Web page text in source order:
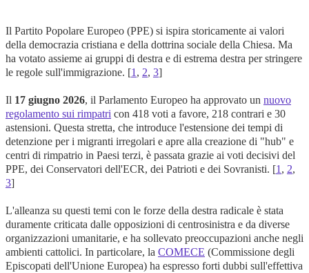
Il Partito Popolare Europeo (PPE) si ispira storicamente ai valori
della democrazia cristiana e della dottrina sociale della Chiesa. Ma
ha votato assieme ai gruppi di destra e di estrema destra per stringere
le regole sull'immigrazione. [1 , 2, 3]
Il 17 giugno 2026, il Parlamento Europeo ha approvato un nuovo
regolamento sui rimpatri con 418 voti a favore, 218 contrari e 30
astensioni. Questa stretta, che introduce l'estensione dei tempi di
detenzione per i migranti irregolari e apre alla creazione di "hub" e
centri di rimpatrio in Paesi terzi, è passata grazie ai voti decisivi del
PPE, dei Conservatori dell'ECR, dei Patrioti e dei Sovranisti. [1 , 2,
3]
L'alleanza su questi temi con le forze della destra radicale è stata
duramente criticata dalle opposizioni di centrosinistra e da diverse
organizzazioni umanitarie, e ha sollevato preoccupazioni anche negli
ambienti cattolici. In particolare, la COMECE (Commissione degli
Episcopati dell'Unione Europea) ha espresso forti dubbi sull'effettiva